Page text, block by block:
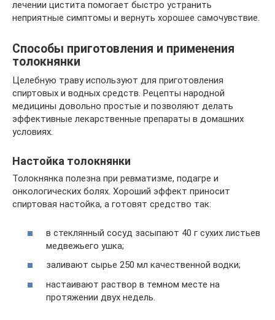
лечении цистита помогает быстро устранить
неприятные симптомы и вернуть хорошее самочувствие.
Способы приготовления и применения
толокнянки
Целебную траву используют для приготовления
спиртовых и водных средств. Рецепты народной
медицины довольно простые и позволяют делать
эффективные лекарственные препараты в домашних
условиях.
Настойка толокнянки
Толокнянка полезна при ревматизме, подагре и
онкологических болях. Хороший эффект приносит
спиртовая настойка, а готовят средство так:
в стеклянный сосуд засыпают 40 г сухих листьев
медвежьего ушка;
заливают сырье 250 мл качественной водки;
настаивают раствор в темном месте на
протяжении двух недель.